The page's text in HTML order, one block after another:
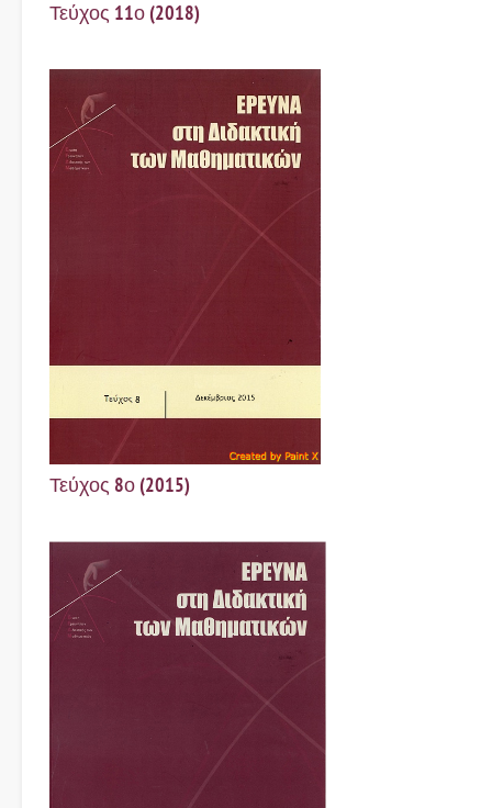
Τεύχος 11ο (2018)
Τεύχος 8ο (2015)